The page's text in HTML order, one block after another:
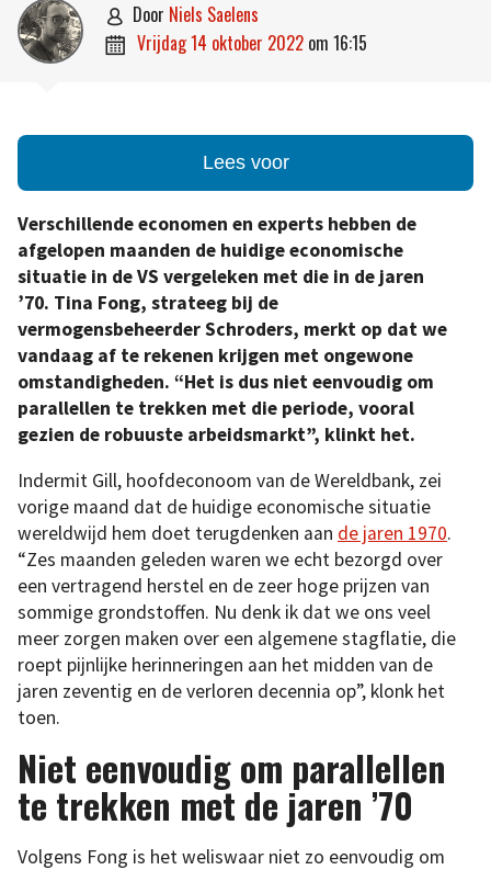
 door Niels Saelens
 vrijdag 14 oktober 2022 om 16:15
Lees voor
Verschillende economen en experts hebben de
afgelopen maanden de huidige economische
situatie in de VS vergeleken met die in de jaren
’70. Tina Fong, strateeg bij de
vermogensbeheerder Schroders, merkt op dat we
vandaag af te rekenen krijgen met ongewone
omstandigheden. “Het is dus niet eenvoudig om
parallellen te trekken met die periode, vooral
gezien de robuuste arbeidsmarkt”, klinkt het.
Indermit Gill, hoofdeconoom van de Wereldbank, zei
vorige maand dat de huidige economische situatie
wereldwijd hem doet terugdenken aan de jaren 1970.
“Zes maanden geleden waren we echt bezorgd over
een vertragend herstel en de zeer hoge prijzen van
sommige grondstoffen. Nu denk ik dat we ons veel
meer zorgen maken over een algemene stagflatie, die
roept pijnlijke herinneringen aan het midden van de
jaren zeventig en de verloren decennia op”, klonk het
toen.
Niet eenvoudig om parallellen
te trekken met de jaren ’70
Volgens Fong is het weliswaar niet zo eenvoudig om